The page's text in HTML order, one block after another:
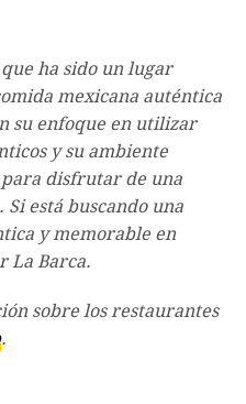
ha sido un lugar
mexicana auténtica
su enfoque en utilizar
y su ambiente
disfrutar de una
está buscando una
y memorable en
La Barca.
sobre los restaurantes
.